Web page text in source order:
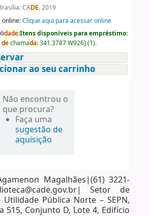
CADE, 2019
online:Clique aqui para acessar online
dade:Itens disponíveis para empréstimo:
dechamada:341.3787 W926] (1).
ao seu carrinho
Não encontrou o
que procura?
Faça uma
sugestão de
aquisição
Magalhães|(61) 3221-
Setor de
Utilidade Pública Norte – SEPN,
515, Conjunto D, Lote 4, Edifício